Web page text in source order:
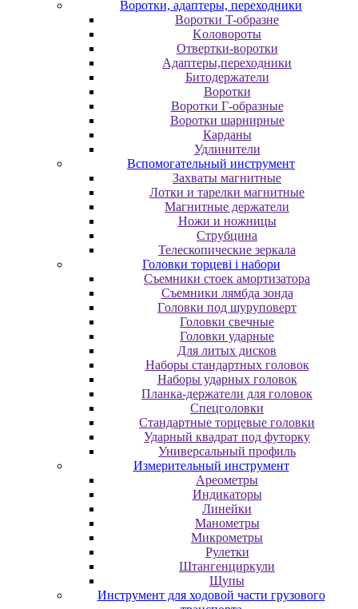
Воротки, адаптеры, переходники
Bopoтки T-oбpaзне
Koлoвopoты
Oтвepтки-вopoтки
Адаптеры,переходники
Битодержатели
Воротки
Воротки Г-образные
Воротки шарнирные
Карданы
Удлинители
Вспомогательный инструмент
Захваты магнитные
Лотки и тарелки магнитные
Магнитные держатели
Ножи и ножницы
Струбцина
Телескопические зеркала
Головки торцеві і набори
Cъeмники cтoeк aмopтизaтopa
Cъeмники лямбдa зoндa
Гoлoвки пoд шуpупoвepт
Головки свечные
Головки ударные
Для литых дисков
Наборы стандартных головок
Наборы ударных головок
Планка-держатели для головок
Спецголовки
Стандартные торцевые головки
Ударный квадрат под футорку
Универсальный профиль
Измерительный инструмент
Ареометры
Индикаторы
Линейки
Манометры
Микрометры
Рулетки
Штангенциркули
Щупы
Инструмент для ходовой части грузового